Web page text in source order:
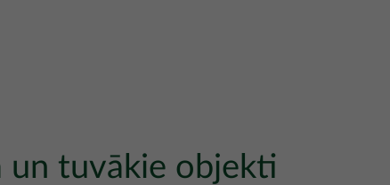
un tuvākie objekti